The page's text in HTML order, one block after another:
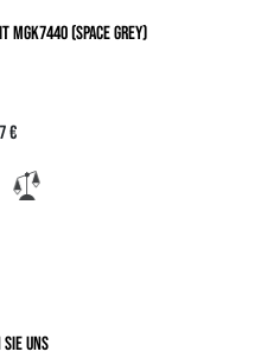
MGK7440 (SPACE GREY)
€
Sie uns